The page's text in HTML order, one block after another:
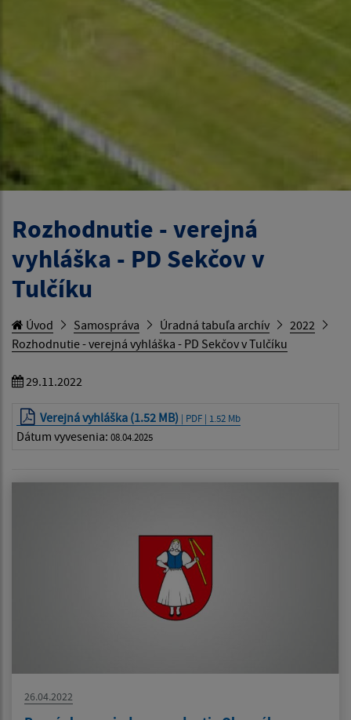
Rozhodnutie - verejná
vyhláška - PD Sekčov v
Tulčíku
Úvod Samospráva Úradná tabuľa archív
2022
Rozhodnutie - verejná vyhláška - PD Sekčov v Tulčíku
29.11.2022
Verejná vyhláška (1.52 MB) | PDF | 1.52 Mb
Dátum vyvesenia: 08.04.2025
26.04.2022